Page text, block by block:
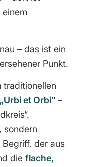
einem
– das ist ein
Punkt.
traditionellen
„Urbi et Orbi“–
sondern
Begriff, der aus
die flache,